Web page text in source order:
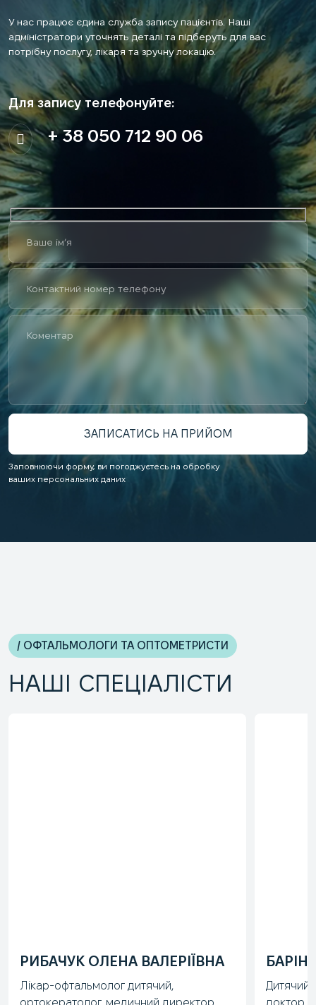
У нас працює єдина служба запису пацієнтів. Наші
адміністратори уточнять деталі та підберуть для вас
потрібну послугу, лікаря та зручну локацію.
Для запису телефонуйте:
+ 38 050 712 90 06
Заповнюючи форму, ви погоджуєтесь на обробку
ваших персональних даних
/ ОФТАЛЬМОЛОГИ ТА ОПТОМЕТРИСТИ
НАШІ СПЕЦІАЛІСТИ
РИБАЧУК ОЛЕНА ВАЛЕРІЇВНА
Лікар-офтальмолог дитячий,
Дитячий